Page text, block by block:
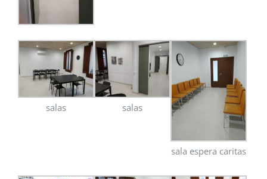
salas salas
sala espera caritas